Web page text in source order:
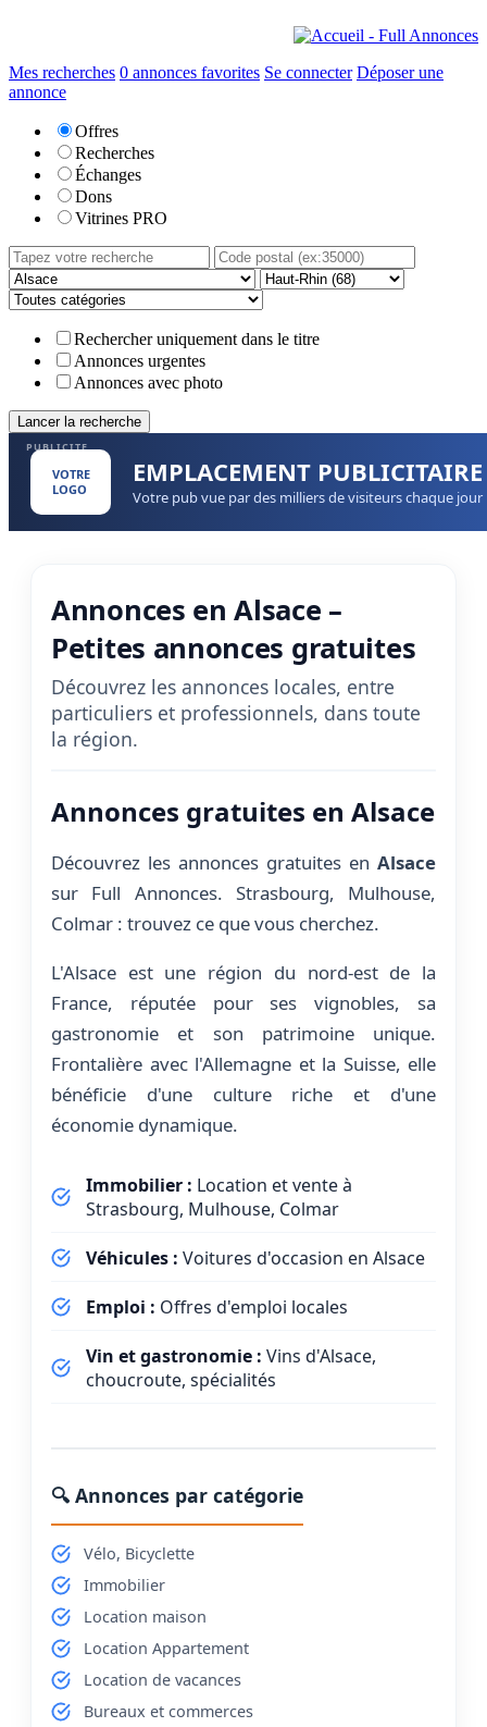
Mes recherches 0 annonces favorites Se connecter Déposer une
annonce
Offres
Recherches
Échanges
Dons
Vitrines PRO
Rechercher uniquement dans le titre
Annonces urgentes
Annonces avec photo
PUBLICITE
VOTRE
LOGO
EMPLACEMENT PUBLICITAIRE
Votre pub vue par des milliers de visiteurs chaque jour
Annonces en Alsace –
Petites annonces gratuites
Découvrez les annonces locales, entre
particuliers et professionnels, dans toute
la région.
Annonces gratuites en Alsace
Découvrez les annonces gratuites en Alsace
sur Full Annonces. Strasbourg, Mulhouse,
Colmar : trouvez ce que vous cherchez.
L'Alsace est une région du nord-est de la
France, réputée pour ses vignobles, sa
gastronomie et son patrimoine unique.
Frontalière avec l'Allemagne et la Suisse, elle
bénéficie d'une culture riche et d'une
économie dynamique.
Immobilier : Location et vente à
Strasbourg, Mulhouse, Colmar
Véhicules : Voitures d'occasion en Alsace
Emploi : Offres d'emploi locales
Vin et gastronomie : Vins d'Alsace,
choucroute, spécialités
🔍 Annonces par catégorie
Vélo, Bicyclette
Immobilier
Location maison
Location Appartement
Location de vacances
Bureaux et commerces